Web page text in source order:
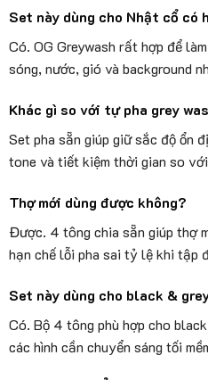
Set này dùng cho Nhật cổ có
Có. OG Greywash rất hợp để
sóng, nước, gió và background
Khác gì so với tự pha grey
Set pha sẵn giúp giữ sắc độ ổn
tone và tiết kiệm thời gian so
Thợ mới dùng được không?
Được. 4 tông chia sẵn giúp thợ
hạn chế lỗi pha sai tỷ lệ khi tập
Set này dùng cho black &
Có. Bộ 4 tông phù hợp cho
các hình cần chuyển sáng tối